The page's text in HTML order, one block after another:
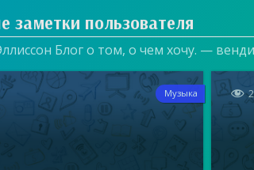
заметки пользователя
Блог о том, о чем хочу. —
Музыка 